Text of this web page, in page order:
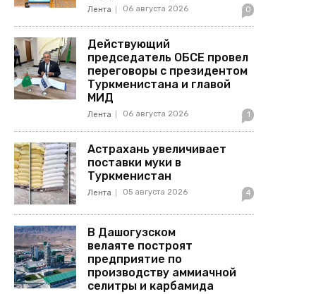
Лента 06 августа 2026 0
Действующий
председатель ОБСЕ провел
переговоры с президентом
Туркменистана и главой
МИД
Лента 06 августа 2026 1
Астрахань увеличивает
поставки муки в
Туркменистан
Лента 05 августа 2026 4
В Дашогузском
велаяте построят
предприятие по
производству аммиачной
селитры и карбамида